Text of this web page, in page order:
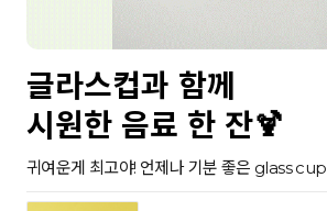
글라스컵과 함께
시원한 음료 한 잔🍹
귀여운게 최고야! 언제나 기분 좋은 glass cup